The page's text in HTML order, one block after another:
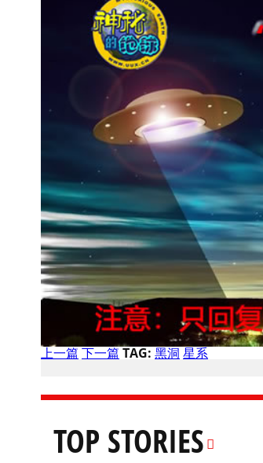
上一篇下一篇TAG:黑洞星系
TOP STORIES